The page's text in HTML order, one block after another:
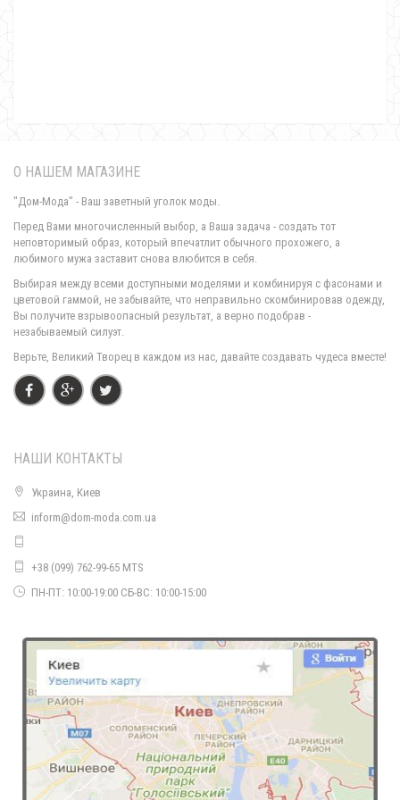
500.00грн.
Модная трикотажная юбка карандаш "Миди"
Трикотажная юбка карандаш батал
700.00грн.
О НАШЕМ МАГАЗИНЕ
"Дом-Мода" - Ваш заветный уголок моды.
Перед Вами многочисленный выбор, а Ваша задача - создать тот
неповторимый образ, который впечатлит обычного прохожего, а
любимого мужа заставит снова влюбится в себя.
Выбирая между всеми доступными моделями и комбинируя с фасонами и
цветовой гаммой, не забывайте, что неправильно скомбинировав одежду,
Вы получите взрывоопасный результат, а верно подобрав -
незабываемый силуэт.
Верьте, Великий Творец в каждом из нас, давайте создавать чудеса вместе!
НАШИ КОНТАКТЫ
Украина, Киев
inform@dom-moda.com.ua
+38 (099) 762-99-65 MTS
ПН-ПТ: 10:00-19:00 СБ-ВС: 10:00-15:00